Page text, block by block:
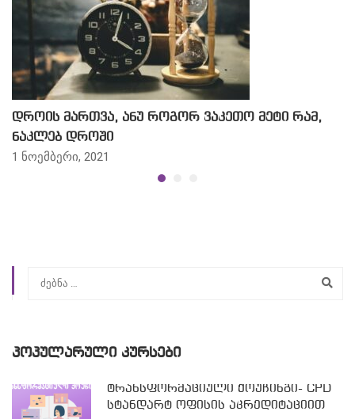
დროის მართვა, ანუ როგორ ვაკეთო მეტი რამ,
ნაკლებ დროში
1 ნოემბერი, 2021
ᲞᲝᲞᲣᲚᲐᲠᲣᲚᲘ ᲙᲣᲠᲡᲔᲑᲘ
ტრანსფორმაციული ქოუჩინგი- CPD
სტანდარტ ოფისის აკრედიტაციით